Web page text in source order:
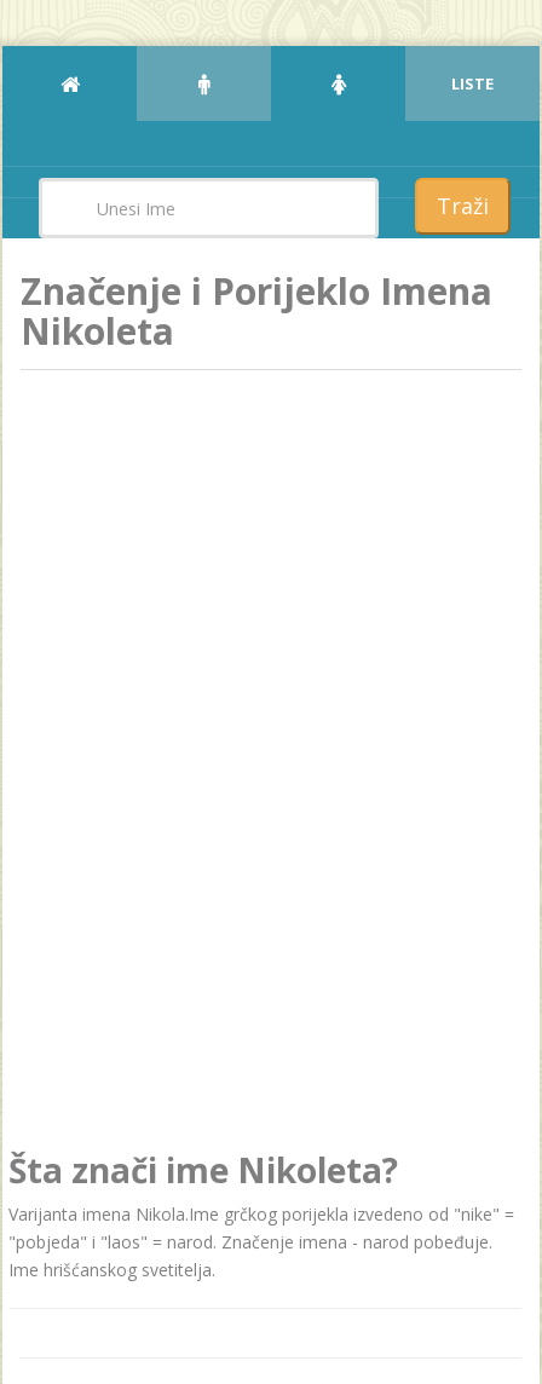
LISTE
Traži
Značenje i Porijeklo Imena
Nikoleta
Šta znači ime Nikoleta?
Varijanta imena Nikola.Ime grčkog porijekla izvedeno od "nike" =
"pobjeda" i "laos" = narod. Značenje imena - nаrod pobeđuje.
Ime hrišćаnskog svetiteljа.